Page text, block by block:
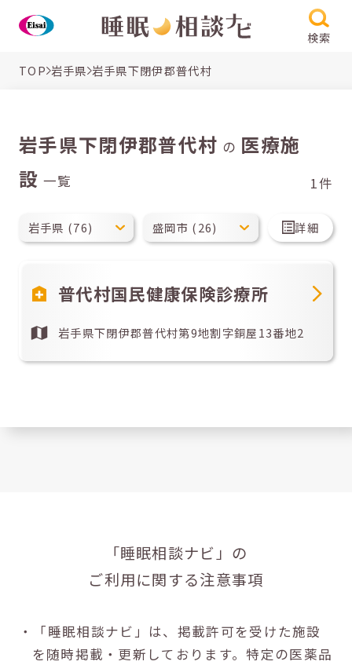
検索
TOP 岩手県 岩手県下閉伊郡普代村
岩手県下閉伊郡普代村 の 医療施
設 一覧 1件
詳細
普代村国民健康保険診療所
岩手県下閉伊郡普代村第9地割字銅屋13番地2
「睡眠相談ナビ」の
ご利用に関する注意事項
・「睡眠相談ナビ」は、掲載許可を受けた施設
を随時掲載・更新しております。特定の医薬品